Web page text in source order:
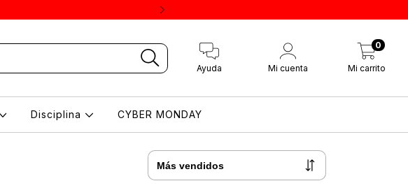
Ayuda Mi cuenta Mi carrito
0
Disciplina CYBER MONDAY